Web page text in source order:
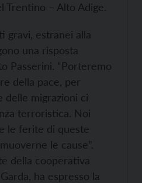
Trentino – Alto Adige.
gravi, estranei alla
una risposta
Passerini. “Porteremo
della pace, per
delle migrazioni ci
terroristica. Noi
le ferite di queste
le cause”.
della cooperativa
ha espresso la